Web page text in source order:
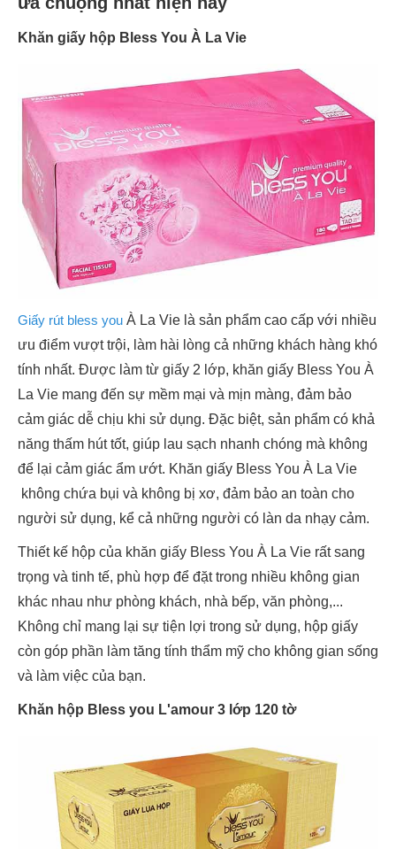
Khăn giấy hộp Bless You À La Vie
Giấy rút bless you À La Vie là sản phẩm cao cấp với nhiều
ưu điểm vượt trội, làm hài lòng cả những khách hàng khó
tính nhất. Được làm từ giấy 2 lớp, khăn giấy Bless You À
La Vie mang đến sự mềm mại và mịn màng, đảm bảo
cảm giác dễ chịu khi sử dụng. Đặc biệt, sản phẩm có khả
năng thấm hút tốt, giúp lau sạch nhanh chóng mà không
để lại cảm giác ẩm ướt. Khăn giấy Bless You À La Vie
không chứa bụi và không bị xơ, đảm bảo an toàn cho
người sử dụng, kể cả những người có làn da nhạy cảm.
Thiết kế hộp của khăn giấy Bless You À La Vie rất sang
trọng và tinh tế, phù hợp để đặt trong nhiều không gian
khác nhau như phòng khách, nhà bếp, văn phòng,...
Không chỉ mang lại sự tiện lợi trong sử dụng, hộp giấy
còn góp phần làm tăng tính thẩm mỹ cho không gian sống
và làm việc của bạn.
Khăn hộp Bless you L'amour 3 lớp 120 tờ